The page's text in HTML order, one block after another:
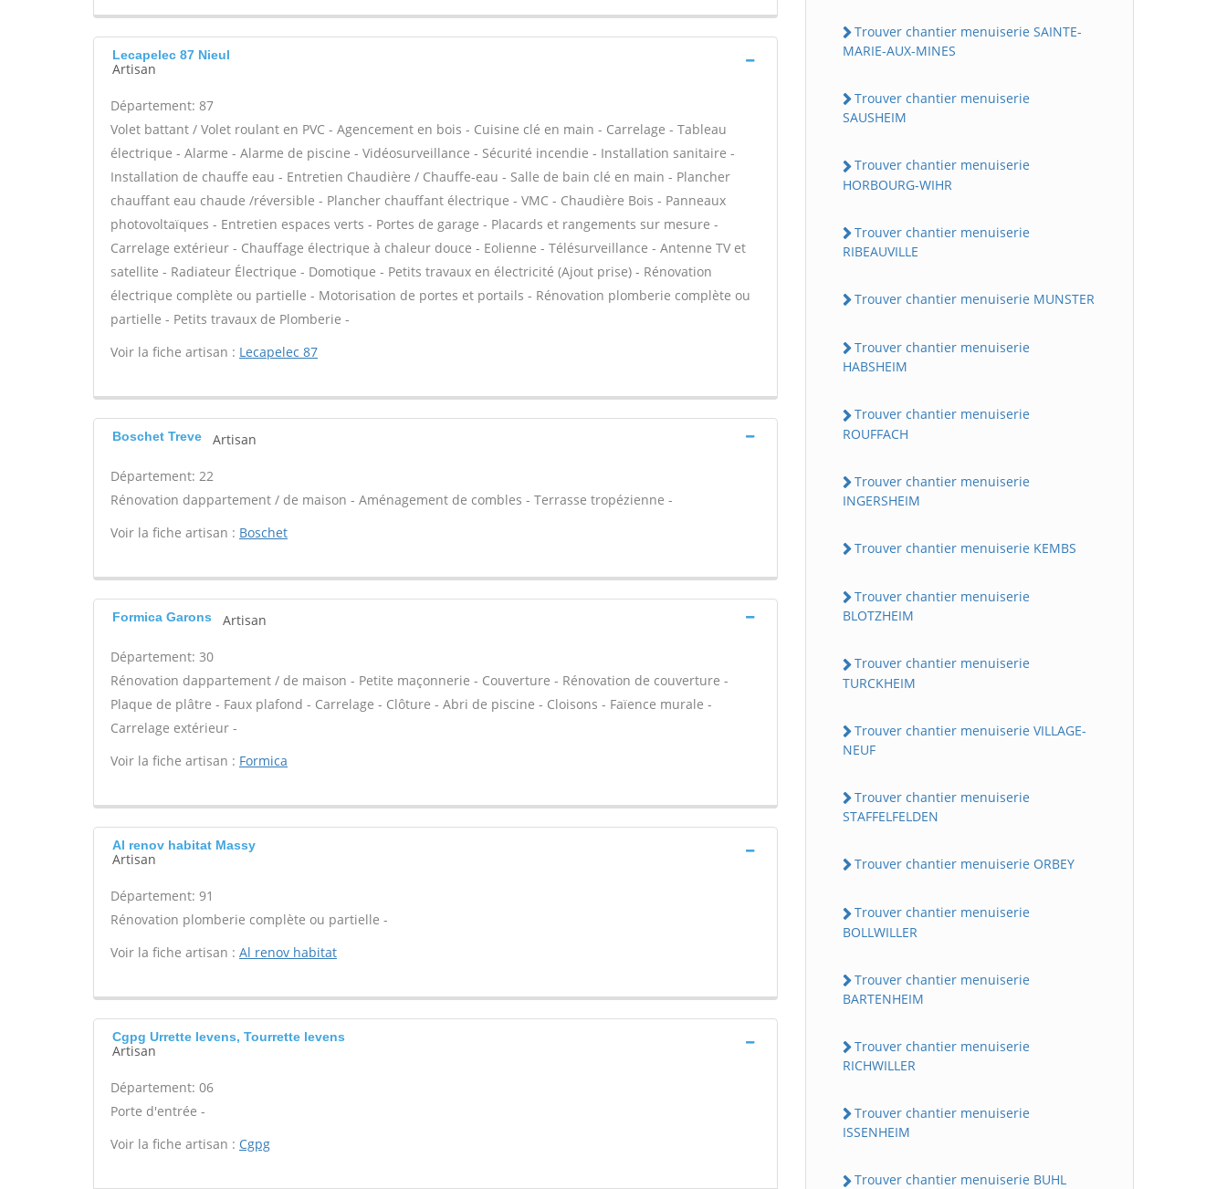
Lecapelec 87 Nieul
Artisan
Département: 87
Volet battant / Volet roulant en PVC - Agencement en bois - Cuisine clé en main - Carrelage - Tableau
électrique - Alarme - Alarme de piscine - Vidéosurveillance - Sécurité incendie - Installation sanitaire -
Installation de chauffe eau - Entretien Chaudière / Chauffe-eau - Salle de bain clé en main - Plancher
chauffant eau chaude /réversible - Plancher chauffant électrique - VMC - Chaudière Bois - Panneaux
photovoltaïques - Entretien espaces verts - Portes de garage - Placards et rangements sur mesure -
Carrelage extérieur - Chauffage électrique à chaleur douce - Eolienne - Télésurveillance - Antenne TV et
satellite - Radiateur Électrique - Domotique - Petits travaux en électricité (Ajout prise) - Rénovation
électrique complète ou partielle - Motorisation de portes et portails - Rénovation plomberie complète ou
partielle - Petits travaux de Plomberie -
Voir la fiche artisan : Lecapelec 87
Boschet Treve Artisan
Département: 22
Rénovation dappartement / de maison - Aménagement de combles - Terrasse tropézienne -
Voir la fiche artisan : Boschet
Formica Garons Artisan
Département: 30
Rénovation dappartement / de maison - Petite maçonnerie - Couverture - Rénovation de couverture -
Plaque de plâtre - Faux plafond - Carrelage - Clôture - Abri de piscine - Cloisons - Faïence murale -
Carrelage extérieur -
Voir la fiche artisan : Formica
Al renov habitat Massy
Artisan
Département: 91
Rénovation plomberie complète ou partielle -
Voir la fiche artisan : Al renov habitat
Cgpg Urrette levens, Tourrette levens
Artisan
Département: 06
Porte d'entrée -
Voir la fiche artisan : Cgpg
Trouver chantier menuiserie SAINTE-
MARIE-AUX-MINES
Trouver chantier menuiserie
SAUSHEIM
Trouver chantier menuiserie
HORBOURG-WIHR
Trouver chantier menuiserie
RIBEAUVILLE
Trouver chantier menuiserie MUNSTER
Trouver chantier menuiserie
HABSHEIM
Trouver chantier menuiserie
ROUFFACH
Trouver chantier menuiserie
INGERSHEIM
Trouver chantier menuiserie KEMBS
Trouver chantier menuiserie
BLOTZHEIM
Trouver chantier menuiserie
TURCKHEIM
Trouver chantier menuiserie VILLAGE-
NEUF
Trouver chantier menuiserie
STAFFELFELDEN
Trouver chantier menuiserie ORBEY
Trouver chantier menuiserie
BOLLWILLER
Trouver chantier menuiserie
BARTENHEIM
Trouver chantier menuiserie
RICHWILLER
Trouver chantier menuiserie
ISSENHEIM
Trouver chantier menuiserie BUHL